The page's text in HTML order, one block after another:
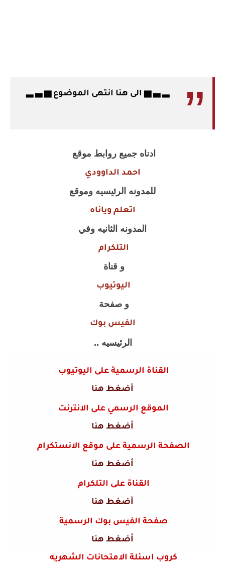
▂ ▃ ▅ الى هنا انتهى الموضوع ▅ ▃ ▂
ادناه جميع روابط موقع
احمد الداوودي
للمدونه الرئيسيه وموقع
اتعلم وياناه
المدونه الثانيه وفي
التلكرام
و قناة
اليوتيوب
و صفحة
الفيس بوك
الرئيسيه ..
القناة الرسمية على اليوتيوب
أضغط هنا
الموقع الرسمي على الانترنت
أضغط هنا
الصفحة الرسمية على موقع الانستكرام
أضغط هنا
القناة على التلكرام
أضغط هنا
صفحة الفيس بوك الرسمية
أضغط هنا
كروب اسئلة الامتحانات الشهريه